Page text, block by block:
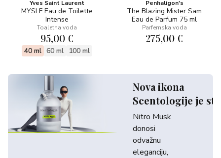
Yves Saint Laurent
MYSLF Eau de Toilette
Intense
Toaletna voda
95,00 €
40 ml 60 ml 100 ml
Penhaligon's
The Blazing Mister Sam
Eau de Parfum 75 ml
Parfemska voda
275,00 €
Nova ikona
Scentologije je
Nitro Musk
donosi
odvažnu
eleganciju,